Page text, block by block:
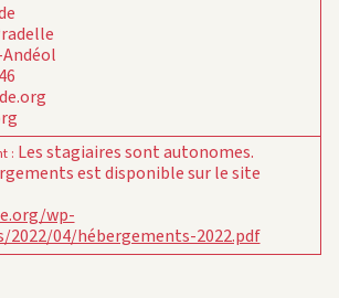
: Les stagiaires sont autonomes.
est disponible sur le site
wp-
04/hébergements-2022.pdf